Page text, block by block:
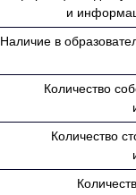
и
Наличие в
Количество
Количество